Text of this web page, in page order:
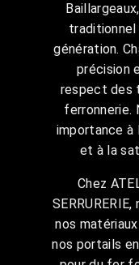
traditionnel
génération.
précision
respect des
ferronnerie.
importance à
et à la
Chez
nos
nos portails